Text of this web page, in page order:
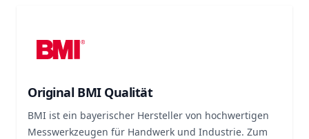
Original BMI Qualität
BMI ist ein bayerischer Hersteller von hochwertigen
Messwerkzeugen für Handwerk und Industrie. Zum